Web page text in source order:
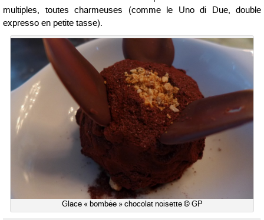
multiples, toutes charmeuses (comme le Uno di Due, double
expresso en petite tasse).
Glace « bombée » chocolat noisette © GP